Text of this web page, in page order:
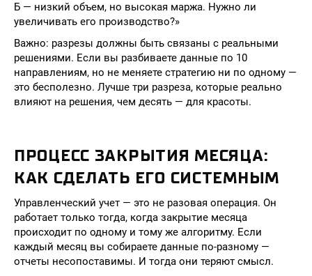
Б — низкий объем, но высокая маржа. Нужно ли
увеличивать его производство?»
Важно: разрезы должны быть связаны с реальными
решениями. Если вы разбиваете данные по 10
направлениям, но не меняете стратегию ни по одному —
это бесполезно. Лучше три разреза, которые реально
влияют на решения, чем десять — для красоты.
ПРОЦЕСС ЗАКРЫТИЯ МЕСЯЦА:
КАК СДЕЛАТЬ ЕГО СИСТЕМНЫМ
Управленческий учет — это не разовая операция. Он
работает только тогда, когда закрытие месяца
происходит по одному и тому же алгоритму. Если
каждый месяц вы собираете данные по-разному —
отчеты несопоставимы. И тогда они теряют смысл.